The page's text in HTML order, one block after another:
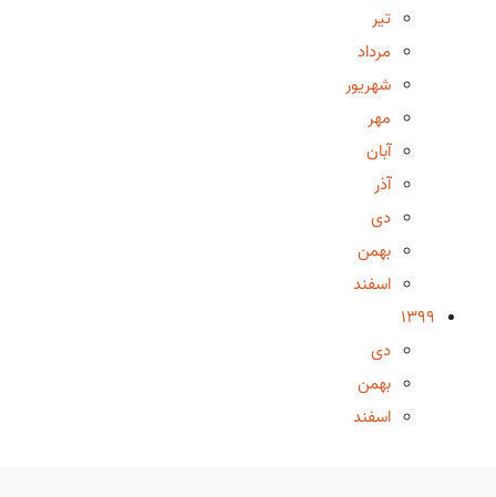
تیر
مرداد
شهریور
مهر
آبان
آذر
دی
بهمن
اسفند
1399
دی
بهمن
اسفند